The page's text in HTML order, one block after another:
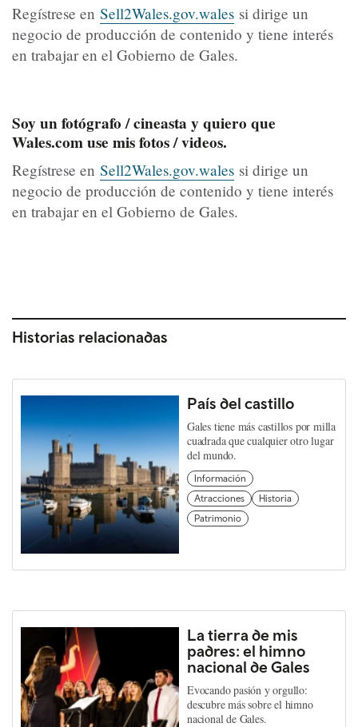
Regístrese en Sell2Wales.gov.wales si dirige un
negocio de producción de contenido y tiene interés
en trabajar en el Gobierno de Gales.
Soy un fotógrafo / cineasta y quiero que
Wales.com use mis fotos / videos.
Regístrese en Sell2Wales.gov.wales si dirige un
negocio de producción de contenido y tiene interés
en trabajar en el Gobierno de Gales.
Historias relacionadas
País del castillo
Gales tiene más castillos por milla
cuadrada que cualquier otro lugar
del mundo.
Información
Atracciones
Historia
Patrimonio
La tierra de mis
padres: el himno
nacional de Gales
Evocando pasión y orgullo:
descubre más sobre el himno
nacional de Gales.